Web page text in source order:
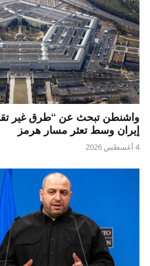
واشنطن تبحث عن “طرق غير
إيران وسط تعثر مسار هرمز
4 أغسطس 2026